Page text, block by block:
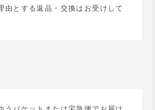
由とする返品・交換はお受けして